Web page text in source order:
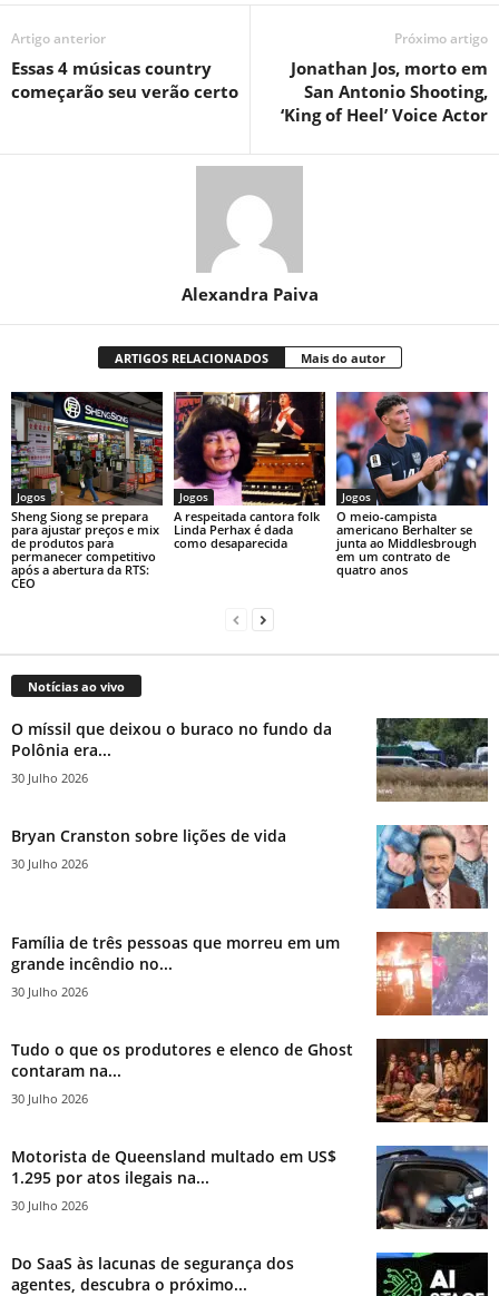
Artigo anterior
Essas 4 músicas country
começarão seu verão certo
Próximo artigo
Jonathan Jos, morto em
San Antonio Shooting,
‘King of Heel’ Voice Actor
Alexandra Paiva
ARTIGOS RELACIONADOS Mais do autor
Jogos
Sheng Siong se prepara
para ajustar preços e mix
de produtos para
permanecer competitivo
após a abertura da RTS:
CEO
Jogos
A respeitada cantora folk
Linda Perhax é dada
como desaparecida
Jogos
O meio-campista
americano Berhalter se
junta ao Middlesbrough
em um contrato de
quatro anos
Notícias ao vivo
O míssil que deixou o buraco no fundo da
Polônia era...
30 Julho 2026
Bryan Cranston sobre lições de vida
30 Julho 2026
Família de três pessoas que morreu em um
grande incêndio no...
30 Julho 2026
Tudo o que os produtores e elenco de Ghost
contaram na...
30 Julho 2026
Motorista de Queensland multado em US$
1.295 por atos ilegais na...
30 Julho 2026
Do SaaS às lacunas de segurança dos
agentes, descubra o próximo...